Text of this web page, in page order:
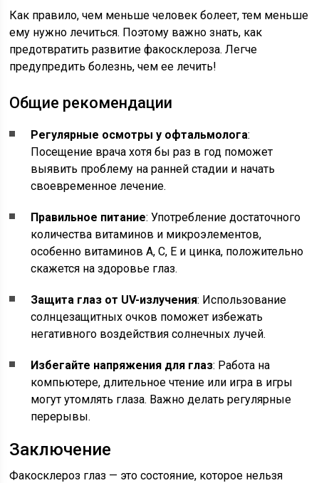
Как правило, чем меньше человек болеет, тем меньше
ему нужно лечиться. Поэтому важно знать, как
предотвратить развитие факосклероза. Легче
предупредить болезнь, чем ее лечить!
Общие рекомендации
Регулярные осмотры у офтальмолога:
Посещение врача хотя бы раз в год поможет
выявить проблему на ранней стадии и начать
своевременное лечение.
Правильное питание: Употребление достаточного
количества витаминов и микроэлементов,
особенно витаминов А, С, Е и цинка, положительно
скажется на здоровье глаз.
Защита глаз от UV-излучения: Использование
солнцезащитных очков поможет избежать
негативного воздействия солнечных лучей.
Избегайте напряжения для глаз: Работа на
компьютере, длительное чтение или игра в игры
могут утомлять глаза. Важно делать регулярные
перерывы.
Заключение
Факосклероз глаз — это состояние, которое нельзя